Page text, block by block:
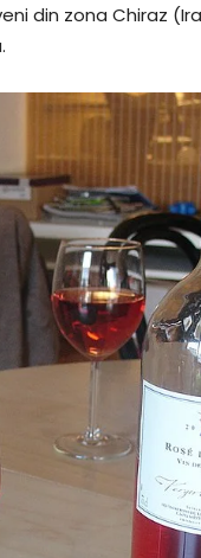
din zona Chiraz